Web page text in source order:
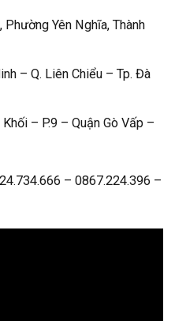
Yên Nghĩa, Thành
– Q. Liên Chiểu – Tp. Đà
– P.9 – Quận Gò Vấp –
– 0867.224.396 –